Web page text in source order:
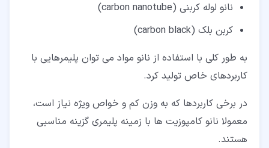
نانو لوله کربنی (carbon nanotube)
کربن بلک (carbon black)
به طور کلی با استفاده از نانو مواد می توان پلیمرهایی با
کاربردهای خاص تولید کرد.
در برخی کاربردها که به وزن کم و خواص ویژه نیاز است،
معمولا نانو کامپوزیت ها با زمینه پلیمری گزینه مناسبی
هستند.